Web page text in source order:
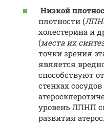
Низкой
плотности (
холестерина и
(места их
точки зрения
является
способствуют
стенках
уровень ЛПНП
развития